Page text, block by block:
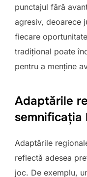
punctajul fără
agresiv, deoarece
fiecare
tradițional poate
pentru a menține
Adaptările
semnificația
Adaptările
reflectă adesea
joc. De exemplu,